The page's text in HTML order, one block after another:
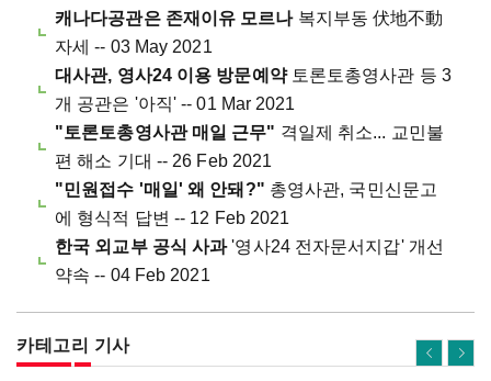
캐나다공관은 존재이유 모르나복지부동 伏地不動
자세 -- 03 May 2021
대사관, 영사24 이용 방문예약토론토총영사관 등 3
개 공관은 '아직' -- 01 Mar 2021
"토론토총영사관 매일 근무" 격일제 취소... 교민불
편 해소 기대 -- 26 Feb 2021
"민원접수 '매일' 왜 안돼?" 총영사관, 국민신문고
에 형식적 답변 -- 12 Feb 2021
한국 외교부 공식 사과'영사24 전자문서지갑' 개선
약속 -- 04 Feb 2021
카테고리 기사